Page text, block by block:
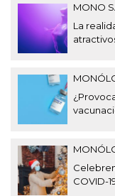
MONO
La
COVID-